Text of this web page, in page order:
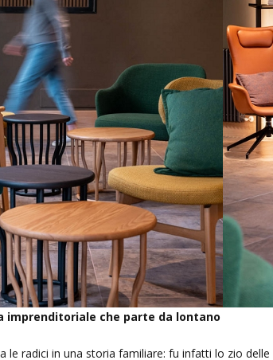
imprenditoriale che parte da lontano
le radici in una storia familiare: fu infatti lo zio